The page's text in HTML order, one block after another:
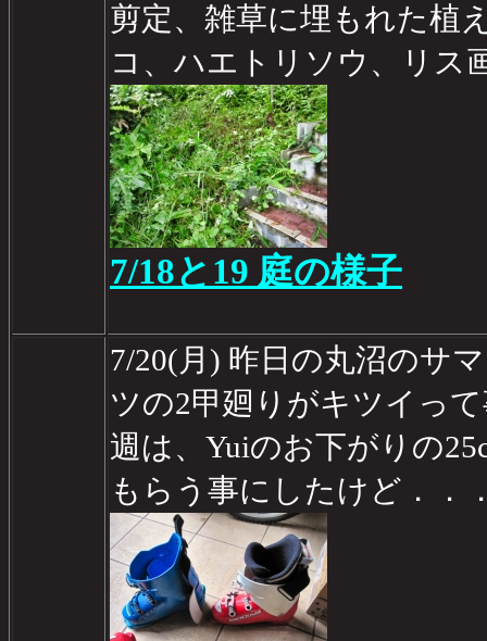
剪定、雑草に埋もれた植
コ、ハエトリソウ、リス
7/18と19 庭の様子
7/20(月) 昨日の丸沼のサ
ツの2甲廻りがキツイっ
週は、Yuiのお下がりの
もらう事にしたけど．．